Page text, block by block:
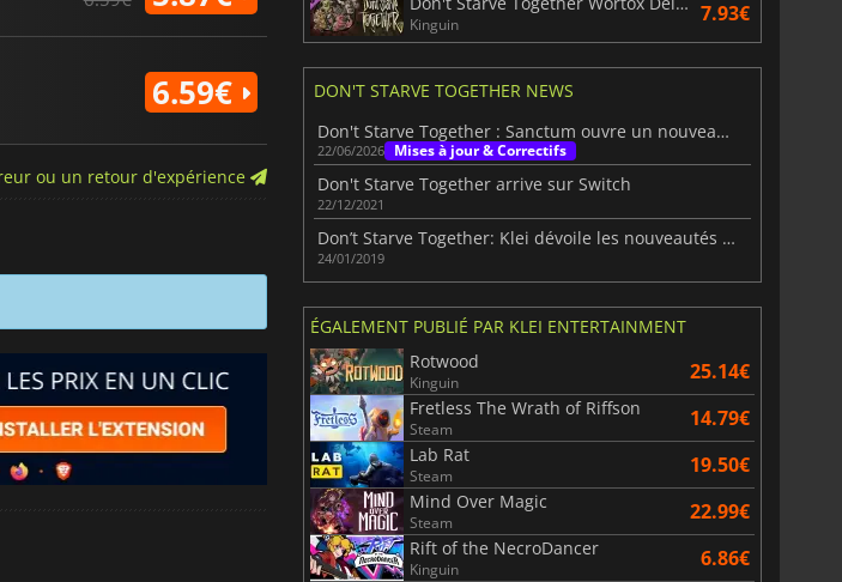
6.59€
ou un retour d'expérience
Kinguin 7.93€
DON'T STARVE TOGETHER NEWS
Don't Starve Together : Sanctum ouvre un nouveau chapitre
22/06/2026 Mises à jour & Correctifs
Don't Starve Together arrive sur Switch
22/12/2021
Don’t Starve Together: Klei dévoile les nouveautés pour 2019
24/01/2019
ÉGALEMENT PUBLIÉ PAR KLEI ENTERTAINMENT
Rotwood
Kinguin 25.14€
Fretless The Wrath of Riffson
Steam 14.79€
Lab Rat
Steam 19.50€
Mind Over Magic
Steam 22.99€
Rift of the NecroDancer
Kinguin 6.86€